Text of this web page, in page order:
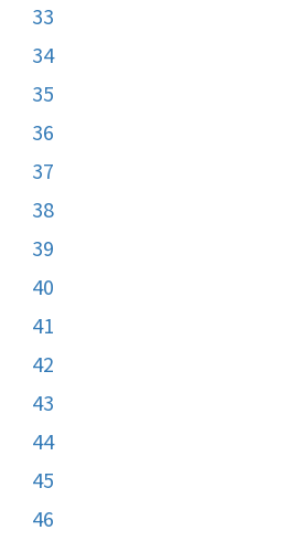
33
34
35
36
37
38
39
40
41
42
43
44
45
46